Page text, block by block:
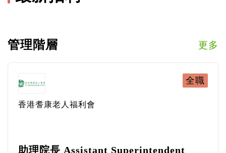
管理階層 更多
全職
香港耆康老人福利會
助理院長 Assistant Superintendent